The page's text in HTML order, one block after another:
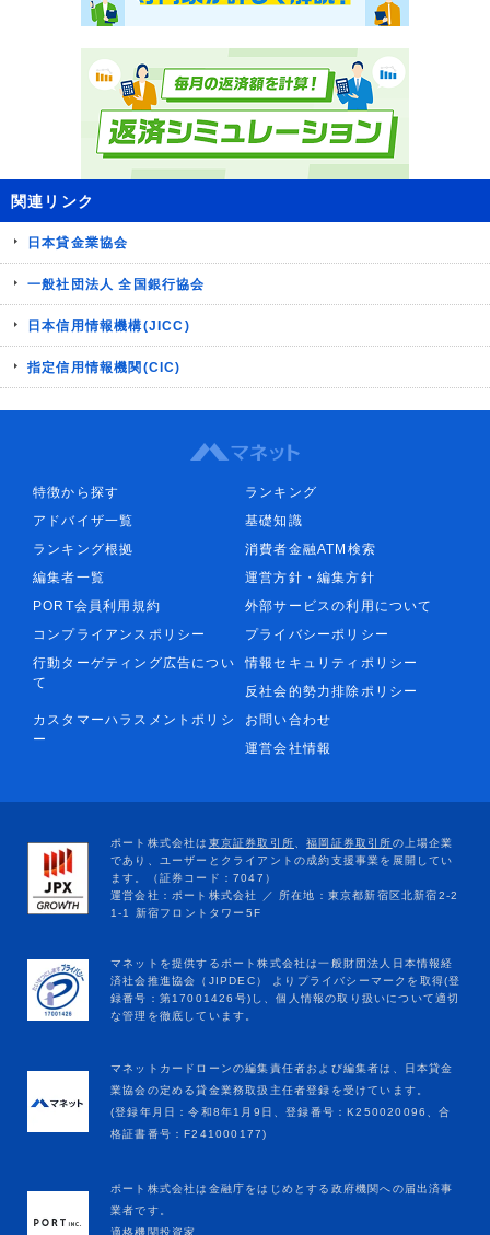
関連リンク
日本貸金業協会
一般社団法人 全国銀行協会
日本信用情報機構(JICC)
指定信用情報機関(CIC)
特徴から探す
ランキング
アドバイザ一覧
基礎知識
ランキング根拠
消費者金融ATM検索
編集者一覧
運営方針・編集方針
PORT会員利用規約
外部サービスの利用について
コンプライアンスポリシー
プライバシーポリシー
行動ターゲティング広告につい
て
情報セキュリティポリシー
反社会的勢力排除ポリシー
カスタマーハラスメントポリシ
ー
お問い合わせ
運営会社情報
マネットカードローンの編集責任者および編集者は、日本貸金
業協会の定める貸金業務取扱主任者登録を受けています。
(登録年月日：令和8年1月9日、登録番号：K250020096、合
格証書番号：F241000177)
ポート株式会社は金融庁をはじめとする政府機関への届出済事
業者です。
適格機関投資家